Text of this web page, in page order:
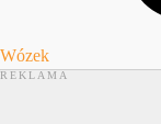
Wózek